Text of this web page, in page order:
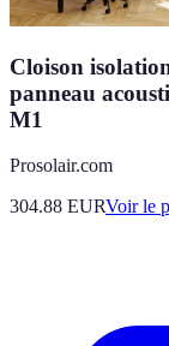
Cloison
panneau
M1
Prosolair.com
304.88 EURVoir le